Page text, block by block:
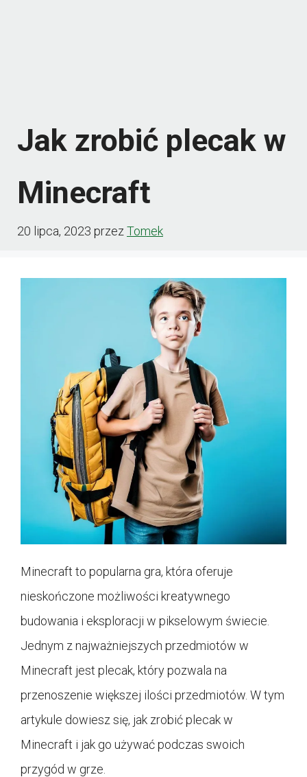
Jak zrobić plecak w
Minecraft
20 lipca, 2023 przez Tomek
Minecraft to popularna gra, która oferuje
nieskończone możliwości kreatywnego
budowania i eksploracji w pikselowym świecie.
Jednym z najważniejszych przedmiotów w
Minecraft jest plecak, który pozwala na
przenoszenie większej ilości przedmiotów. W tym
artykule dowiesz się, jak zrobić plecak w
Minecraft i jak go używać podczas swoich
przygód w grze.